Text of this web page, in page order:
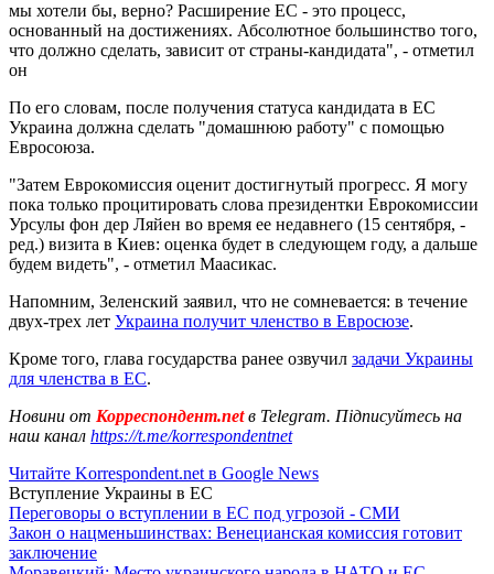
мы хотели бы, верно? Расширение ЕС - это процесс,
основанный на достижениях. Абсолютное большинство того,
что должно сделать, зависит от страны-кандидата", - отметил
он
По его словам, после получения статуса кандидата в ЕС
Украина должна сделать "домашнюю работу" с помощью
Евросоюза.
"Затем Еврокомиссия оценит достигнутый прогресс. Я могу
пока только процитировать слова президентки Еврокомиссии
Урсулы фон дер Ляйен во время ее недавнего (15 сентября, -
ред.) визита в Киев: оценка будет в следующем году, а дальше
будем видеть", - отметил Маасикас.
Напомним, Зеленский заявил, что не сомневается: в течение
двух-трех лет Украина получит членство в Евросюзе.
Кроме того, глава государства ранее озвучил задачи Украины
для членства в ЕС.
Новини от Корреспондент.netв Telegram. Підписуйтесь на
наш канал https://t.me/korrespondentnet
Читайте Korrespondent.net в Google News
Вступление Украины в ЕС
Переговоры о вступлении в ЕС под угрозой - СМИ
Закон о нацменьшинствах: Венецианская комиссия готовит
заключение